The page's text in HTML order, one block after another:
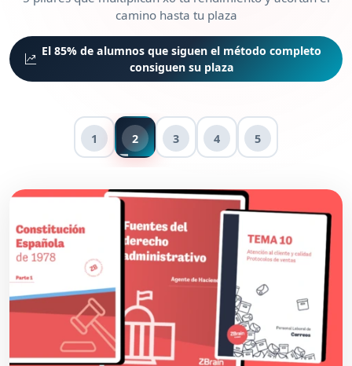
camino hasta tu plaza
El 85% de alumnos que siguen el método completo
consiguen su plaza
1 2 3 4 5